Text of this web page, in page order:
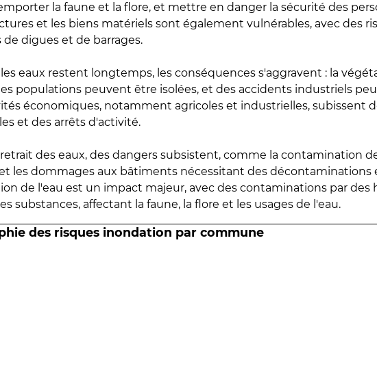
la faune et la flore, et mettre en danger la sécurité des
et les biens matériels sont également vulnérables, avec des
digues et de barrages.
eaux restent longtemps, les conséquences s'aggravent : la
populations peuvent être isolées, et des accidents industriels
économiques, notamment agricoles et industrielles, subissent
et des arrêts d'activité.
des eaux, des dangers subsistent, comme la contamination
les dommages aux bâtiments nécessitant des décontaminations
de l'eau est un impact majeur, avec des contaminations par des
substances, affectant la faune, la flore et les usages de l'eau.
des risques inondation par commune